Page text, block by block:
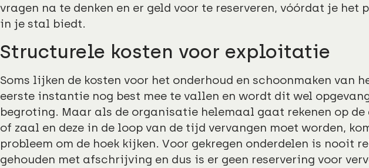
vragen na te denken en er geld voor te reserveren, vóórdat je het
in je stal biedt.
Structurele kosten voor exploitatie
Soms lijken de kosten voor het onderhoud en schoonmaken van
eerste instantie nog best mee te vallen en wordt dit wel
begroting. Maar als de organisatie helemaal gaat rekenen op
of zaal en deze in de loop van de tijd vervangen moet worden,
probleem om de hoek kijken. Voor gekregen onderdelen is nooit
gehouden met afschrijving en dus is er geen reservering voor